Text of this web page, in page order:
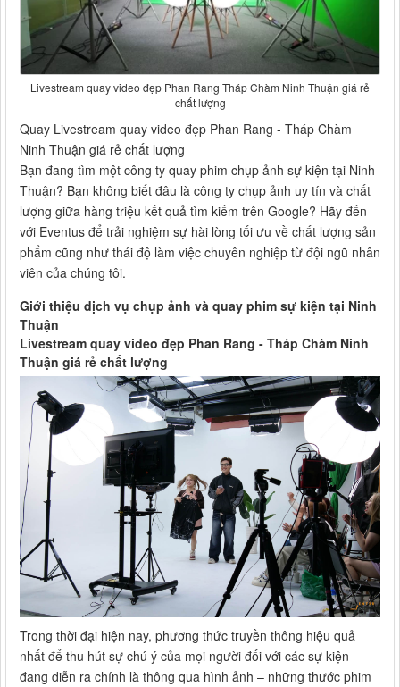
Livestream quay video đẹp Phan Rang Tháp Chàm Ninh Thuận giá rẻ
chất lượng
Quay Livestream quay video đẹp Phan Rang - Tháp Chàm
Ninh Thuận giá rẻ chất lượng
Bạn đang tìm một công ty quay phim chụp ảnh sự kiện tại Ninh
Thuận? Bạn không biết đâu là công ty chụp ảnh uy tín và chất
lượng giữa hàng triệu kết quả tìm kiếm trên Google? Hãy đến
với Eventus để trải nghiệm sự hài lòng tối ưu về chất lượng sản
phẩm cũng như thái độ làm việc chuyên nghiệp từ đội ngũ nhân
viên của chúng tôi.
Giới thiệu dịch vụ chụp ảnh và quay phim sự kiện tại Ninh
Thuận
Livestream quay video đẹp Phan Rang - Tháp Chàm Ninh
Thuận giá rẻ chất lượng
Trong thời đại hiện nay, phương thức truyền thông hiệu quả
nhất để thu hút sự chú ý của mọi người đối với các sự kiện
đang diễn ra chính là thông qua hình ảnh – những thước phim